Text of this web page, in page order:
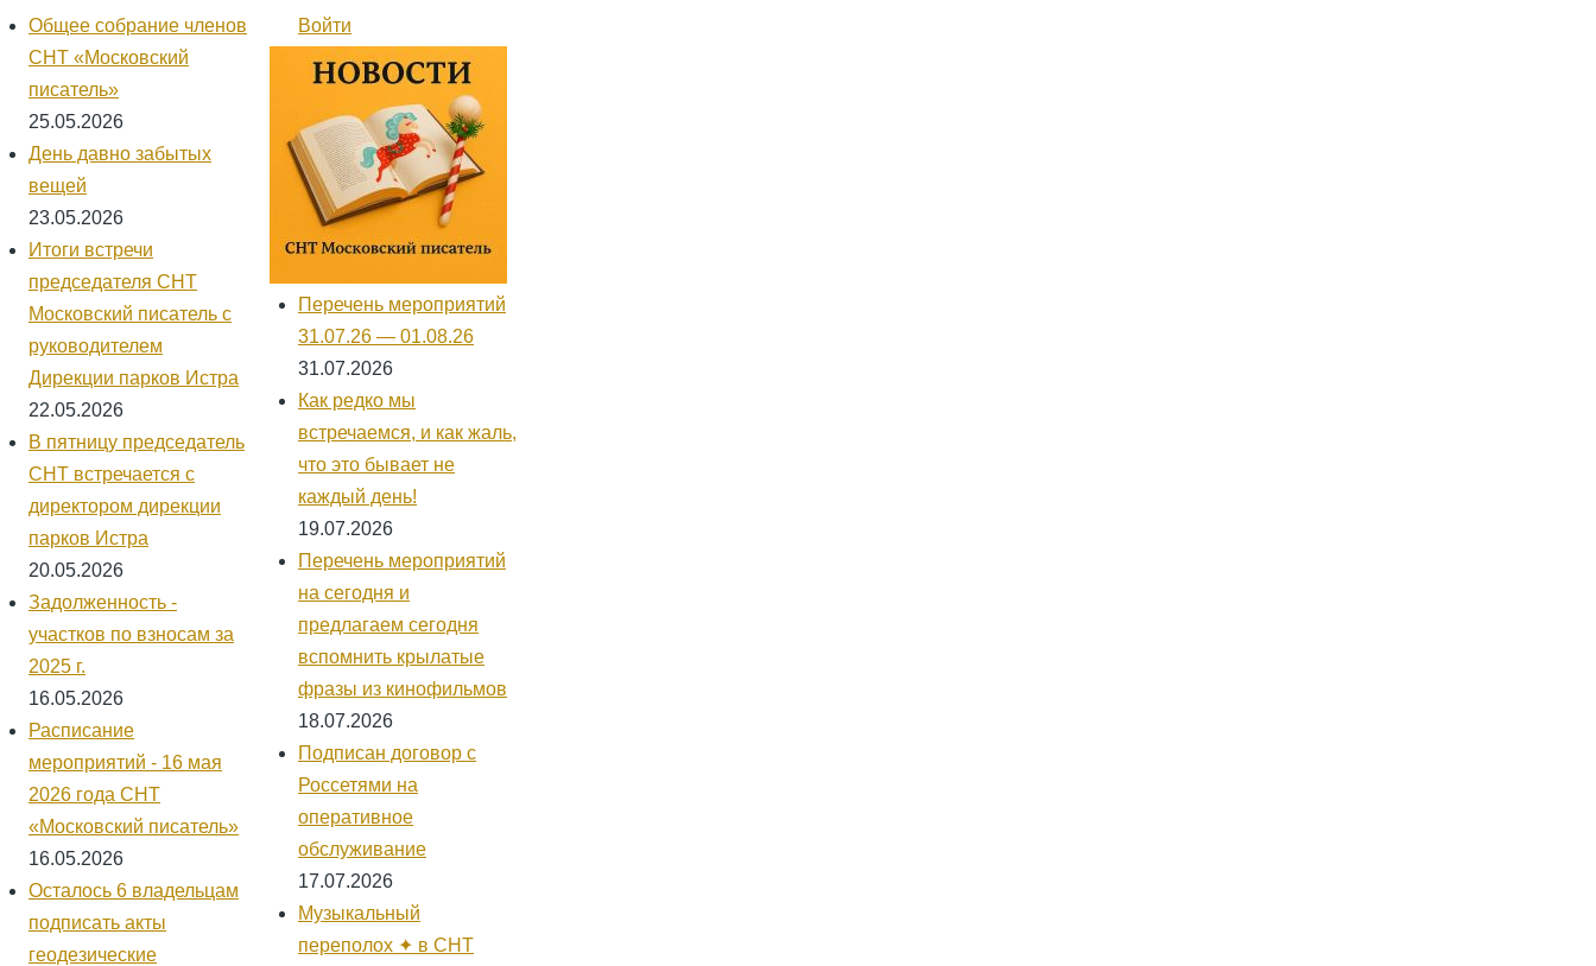
навигации
Общее собрание членов
СНТ «Московский
писатель»
25.05.2026
День давно забытых
вещей
23.05.2026
Итоги встречи
председателя СНТ
Московский писатель с
руководителем
Дирекции парков Истра
22.05.2026
В пятницу председатель
СНТ встречается с
директором дирекции
парков Истра
20.05.2026
Задолженность -
участков по взносам за
2025 г.
16.05.2026
Расписание
мероприятий - 16 мая
2026 года СНТ
«Московский писатель»
16.05.2026
Осталось 6 владельцам
подписать акты
геодезические
Меню
учётной
записи
Войти
Перечень мероприятий
31.07.26 — 01.08.26
31.07.2026
Как редко мы
встречаемся, и как жаль,
что это бывает не
каждый день!
19.07.2026
Перечень мероприятий
на сегодня и
предлагаем сегодня
вспомнить крылатые
фразы из кинофильмов
18.07.2026
Подписан договор с
Россетями на
оперативное
обслуживание
17.07.2026
Музыкальный
переполох ✦ в СНТ